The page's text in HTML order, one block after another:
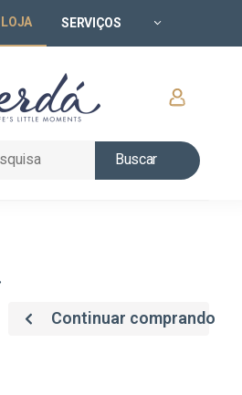
LOJA SERVIÇOS
Buscar
Continuar comprando